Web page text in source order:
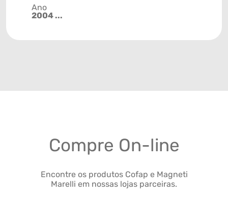
Ano
2004 ...
Compre On-line
Encontre os produtos Cofap e Magneti
Marelli em nossas lojas parceiras.